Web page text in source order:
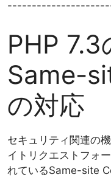
PHP 7.3
Same-
の対応
セキュリティ関連の
イトリクエストフォ
れているSame-site